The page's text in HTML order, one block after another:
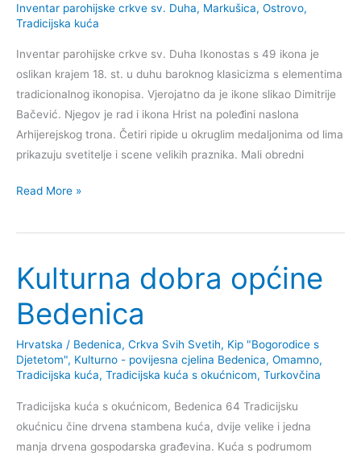
Inventar parohijske crkve sv. Duha, Markušica, Ostrovo,
Tradicijska kuća
Inventar parohijske crkve sv. Duha Ikonostas s 49 ikona je
oslikan krajem 18. st. u duhu baroknog klasicizma s elementima
tradicionalnog ikonopisa. Vjerojatno da je ikone slikao Dimitrije
Bačević. Njegov je rad i ikona Hrist na poleđini naslona
Arhijerejskog trona. Četiri ripide u okruglim medaljonima od lima
prikazuju svetitelje i scene velikih praznika. Mali obredni
Kulturna
općine
Read More »
Kulturna dobra općine
Bedenica
Hrvatska / Bedenica, Crkva Svih Svetih, Kip "Bogorodice s
Djetetom", Kulturno - povijesna cjelina Bedenica, Omamno,
Tradicijska kuća, Tradicijska kuća s okućnicom, Turkovčina
Tradicijska kuća s okućnicom, Bedenica 64 Tradicijsku
okućnicu čine drvena stambena kuća, dvije velike i jedna
manja drvena gospodarska građevina. Kuća s podrumom